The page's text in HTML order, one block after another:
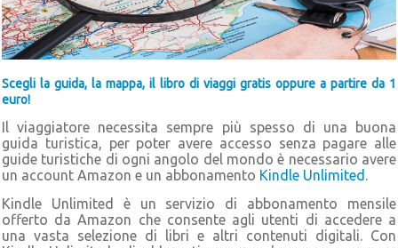
Scegli la guida, la mappa, il libro di viaggi gratis oppure a partire da 1
euro!
Il viaggiatore necessita sempre più spesso di una buona
guida turistica, per poter avere accesso senza pagare alle
guide turistiche di ogni angolo del mondo è necessario avere
un account Amazon e un abbonamento Kindle Unlimited .
Kindle Unlimited è un servizio di abbonamento mensile
offerto da Amazon che consente agli utenti di accedere a
una vasta selezione di libri e altri contenuti digitali. Con